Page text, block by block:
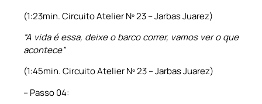
(1:23min. Circuito Atelier Nº 23 – Jarbas Juarez)
“A vida é essa, deixe o barco correr, vamos ver o que
acontece”
(1:45min. Circuito Atelier Nº 23 – Jarbas Juarez)
– Passo 04: